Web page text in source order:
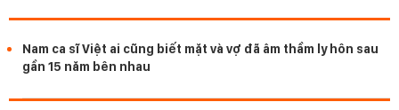
Nam ca sĩ Việt ai cũng biết mặt và vợ đã âm thầm ly hôn sau
gần 15 năm bên nhau